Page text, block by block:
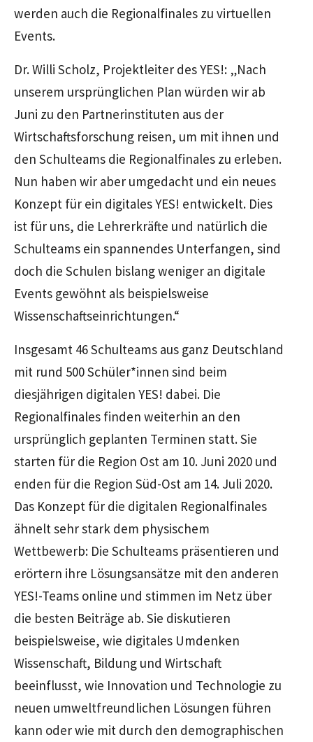
werden auch die Regionalfinales zu virtuellen
Events.
Dr. Willi Scholz, Projektleiter des YES!: „Nach
unserem ursprünglichen Plan würden wir ab
Juni zu den Partnerinstituten aus der
Wirtschaftsforschung reisen, um mit ihnen und
den Schulteams die Regionalfinales zu erleben.
Nun haben wir aber umgedacht und ein neues
Konzept für ein digitales YES! entwickelt. Dies
ist für uns, die Lehrerkräfte und natürlich die
Schulteams ein spannendes Unterfangen, sind
doch die Schulen bislang weniger an digitale
Events gewöhnt als beispielsweise
Wissenschaftseinrichtungen.“
Insgesamt 46 Schulteams aus ganz Deutschland
mit rund 500 Schüler*innen sind beim
diesjährigen digitalen YES! dabei. Die
Regionalfinales finden weiterhin an den
ursprünglich geplanten Terminen statt. Sie
starten für die Region Ost am 10. Juni 2020 und
enden für die Region Süd-Ost am 14. Juli 2020.
Das Konzept für die digitalen Regionalfinales
ähnelt sehr stark dem physischem
Wettbewerb: Die Schulteams präsentieren und
erörtern ihre Lösungsansätze mit den anderen
YES!-Teams online und stimmen im Netz über
die besten Beiträge ab. Sie diskutieren
beispielsweise, wie digitales Umdenken
Wissenschaft, Bildung und Wirtschaft
beeinflusst, wie Innovation und Technologie zu
neuen umweltfreundlichen Lösungen führen
kann oder wie mit durch den demographischen